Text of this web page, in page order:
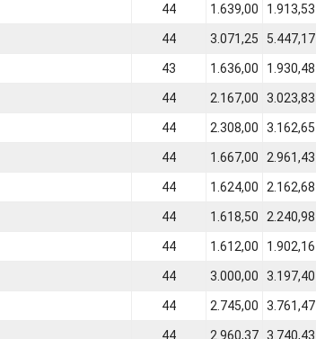
44 1.639,00 1.913,53
44 3.071,25 5.447,17
43 1.636,00 1.930,48
44 2.167,00 3.023,83
44 2.308,00 3.162,65
44 1.667,00 2.961,43
44 1.624,00 2.162,68
44 1.618,50 2.240,98
44 1.612,00 1.902,16
44 3.000,00 3.197,40
44 2.745,00 3.761,47
44 2.960,37 3.740,43